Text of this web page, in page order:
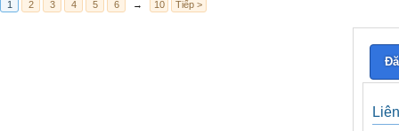
1 2 3 4 5 6 → 10 Tiếp >